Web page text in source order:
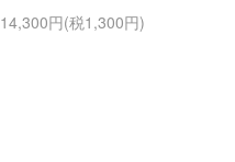
14,300円(税1,300円)